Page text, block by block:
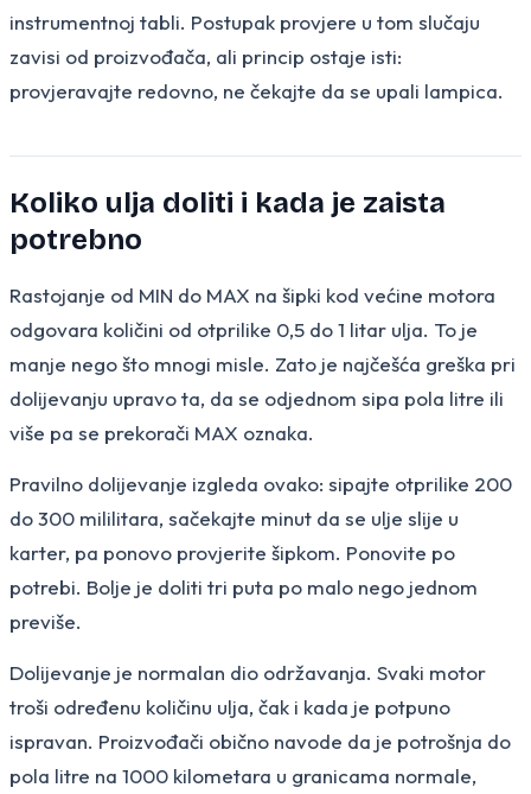
instrumentnoj tabli. Postupak provjere u tom slučaju
zavisi od proizvođača, ali princip ostaje isti:
provjeravajte redovno, ne čekajte da se upali lampica.
Koliko ulja doliti i kada je zaista
potrebno
Rastojanje od MIN do MAX na šipki kod većine motora
odgovara količini od otprilike 0,5 do 1 litar ulja. To je
manje nego što mnogi misle. Zato je najčešća greška pri
dolijevanju upravo ta, da se odjednom sipa pola litre ili
više pa se prekorači MAX oznaka.
Pravilno dolijevanje izgleda ovako: sipajte otprilike 200
do 300 mililitara, sačekajte minut da se ulje slije u
karter, pa ponovo provjerite šipkom. Ponovite po
potrebi. Bolje je doliti tri puta po malo nego jednom
previše.
Dolijevanje je normalan dio održavanja. Svaki motor
troši određenu količinu ulja, čak i kada je potpuno
ispravan. Proizvođači obično navode da je potrošnja do
pola litre na 1000 kilometara u granicama normale,